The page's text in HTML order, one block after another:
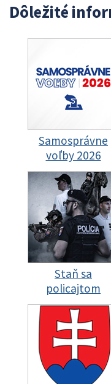
Dôležité
Samosprávne
voľby 2026
Staň sa
policajtom